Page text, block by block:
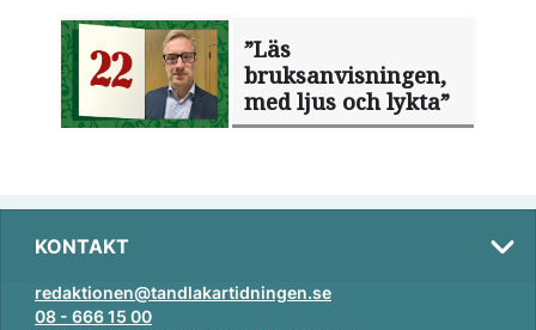
”Läs
bruksanvisningen,
med ljus och lykta”
KONTAKT
redaktionen@tandlakartidningen.se
08 - 666 15 00